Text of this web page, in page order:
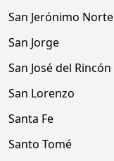
San Jerónimo Norte
San Jorge
San José del Rincón
San Lorenzo
Santa Fe
Santo Tomé